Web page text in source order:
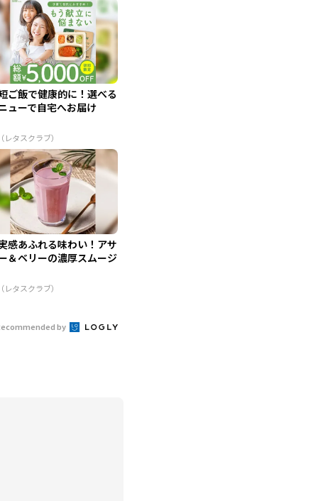
ご飯で健康的に！選べる
ューで自宅へお届け
レタスクラブ）
感あふれる味わい！アサ
＆ベリーの濃厚スムージ
レタスクラブ）
by